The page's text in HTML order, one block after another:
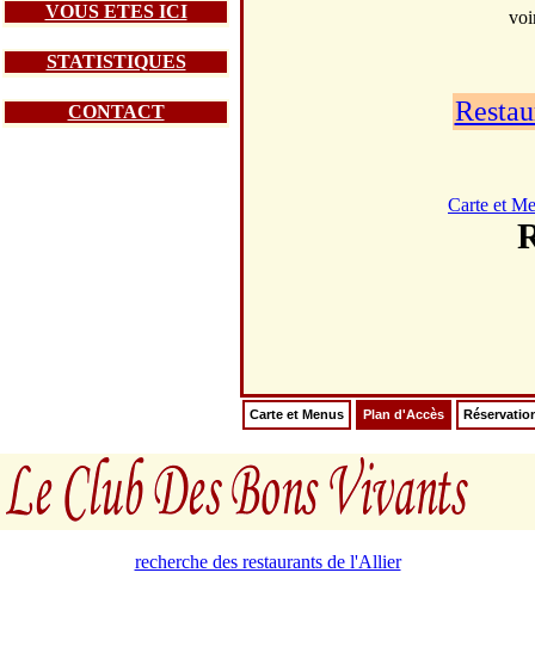
VOUS ETES ICI
STATISTIQUES
CONTACT
Carte et
Carte et Menus Plan d'Accès
recherche des restaurants de l'Allier